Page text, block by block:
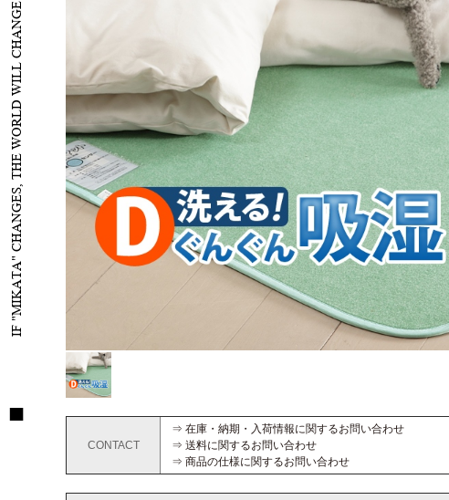
CONTACT
⇒ 在庫・納期・入荷情報に関するお問い合わせ
⇒ 送料に関するお問い合わせ
⇒ 商品の仕様に関するお問い合わせ
IF "MIKATA" CHANGES, THE WORLD WILL CHANGE